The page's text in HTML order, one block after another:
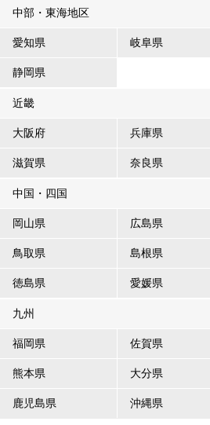
中部・東海地区
愛知県 岐阜県
静岡県
近畿
大阪府 兵庫県
滋賀県 奈良県
中国・四国
岡山県 広島県
鳥取県 島根県
徳島県 愛媛県
九州
福岡県 佐賀県
熊本県 大分県
鹿児島県 沖縄県